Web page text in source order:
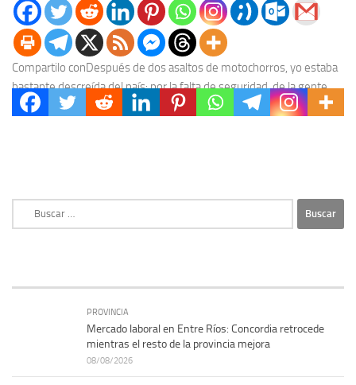
Compartilo conDespués de dos asaltos de motochorros, yo estaba
bastante descreída del país: por la falta de seguridad, de la gente
por querer tener todo...
PROVINCIA
Mercado laboral en Entre Ríos: Concordia retrocede
mientras el resto de la provincia mejora
08/08/2026